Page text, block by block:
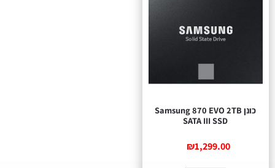
כונן Samsung 870 EVO 2TB
SATA III SSD
₪1,299.00